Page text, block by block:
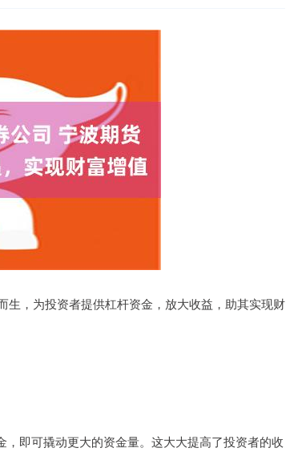
，为投资者提供杠杆资金，放大收益，助其实现财
即可撬动更大的资金量。这大大提高了投资者的收